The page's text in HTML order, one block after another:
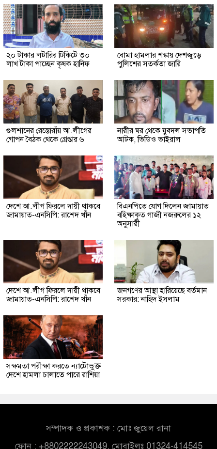
২০ টাকার লটারির টিকিটে ৩০
লাখ টাকা পাচ্ছেন কৃষক হানিফ
বোমা হামলার শঙ্কায় দেশজুড়ে
পুলিশের সতর্কতা জারি
গুলশানের রেস্তোরাঁয় আ.লীগের
গোপন বৈঠক থেকে গ্রেপ্তার ৬
নারীর ঘর থেকে যুবদল সভাপতি
আটক, ভিডিও ভাইরাল
দেশে আ.লীগ ফিরলে দায়ী থাকবে
জামায়াত-এনসিপি: রাশেদ খাঁন
বিএনপিতে যোগ দিলেন জামায়াত
বহিষ্কাকৃত গাজী নজরুলের ১২
অনুসারী
দেশে আ.লীগ ফিরলে দায়ী থাকবে
জামায়াত-এনসিপি: রাশেদ খাঁন
জনগণের আস্থা হারিয়েছে বর্তমান
সরকার: নাহিদ ইসলাম
সক্ষমতা পরীক্ষা করতে ন্যাটোভুক্ত
দেশে হামলা চালাতে পারে রাশিয়া
সম্পাদক ও প্রকাশক : মোঃ জুয়েল রানা
ফোন : +8802222243049, মোবাইলঃ 01324-414545